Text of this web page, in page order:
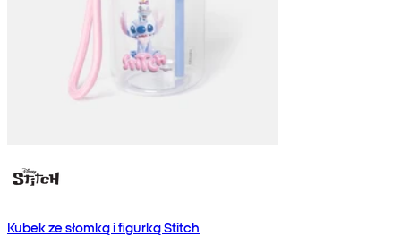
Kubek ze słomką i figurką Stitch